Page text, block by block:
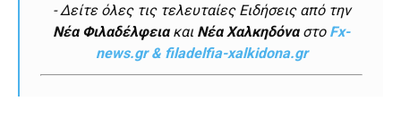
- Δείτε όλες τις τελευταίες Ειδήσεις από την
Νέα Φιλαδέλφειακαι Νέα Χαλκηδόναστο Fx-
news.gr & filadelfia-xalkidona.gr